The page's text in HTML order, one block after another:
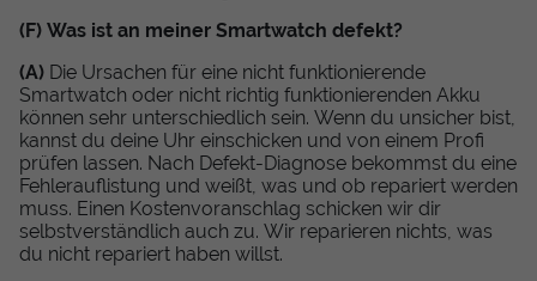
(F) Was ist an meiner Smartwatch defekt?
(A) Die Ursachen für eine nicht funktionierende
Smartwatch oder nicht richtig funktionierenden Akku
können sehr unterschiedlich sein. Wenn du unsicher bist,
kannst du deine Uhr einschicken und von einem Profi
prüfen lassen. Nach Defekt-Diagnose bekommst du eine
Fehlerauflistung und weißt, was und ob repariert werden
muss. Einen Kostenvoranschlag schicken wir dir
selbstverständlich auch zu. Wir reparieren nichts, was
du nicht repariert haben willst.